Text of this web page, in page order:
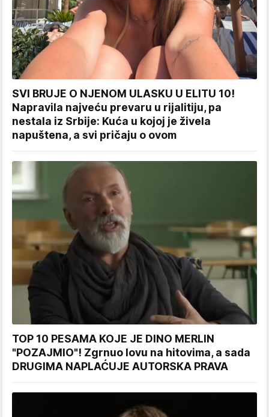
SVI BRUJE O NJENOM ULASKU U ELITU 10!
Napravila najveću prevaru u rijalitiju, pa
nestala iz Srbije: Kuća u kojoj je živela
napuštena, a svi pričaju o ovom
TOP 10 PESAMA KOJE JE DINO MERLIN
"POZAJMIO"! Zgrnuo lovu na hitovima, a sada
DRUGIMA NAPLAĆUJE AUTORSKA PRAVA